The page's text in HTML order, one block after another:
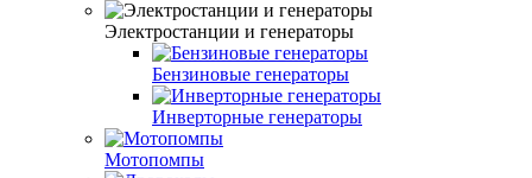
Электростанции и генераторы
Бензиновые генераторы
Инверторные генераторы
Мотопомпы